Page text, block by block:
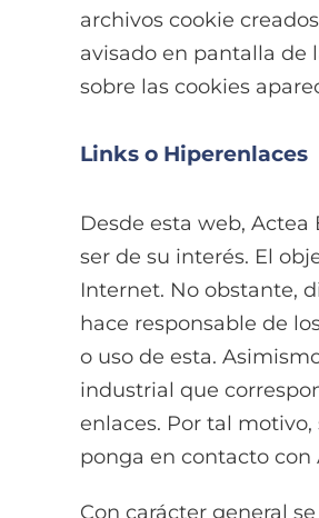
archivos cookie
avisado en pantalla de
sobre las cookies
Links o Hiperenlaces
Desde esta web,
ser de su interés. El
Internet. No obstante,
hace responsable de
o uso de esta.
industrial que
enlaces. Por tal
ponga en contacto con
Con carácter general